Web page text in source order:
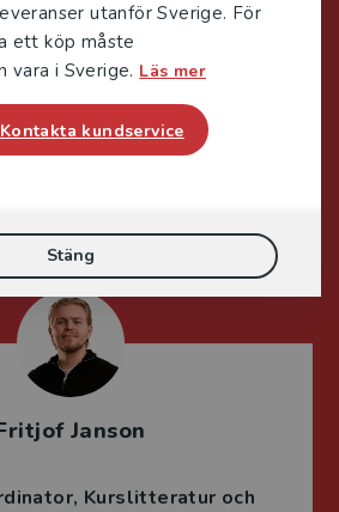
utanför Sverige. För
ett köp måste
vara i Sverige. Läs mer
Kontakta kundservice
Stäng
Fredholm
Teknik
matematik och statistik
E-post
Janson
Kurslitteratur och